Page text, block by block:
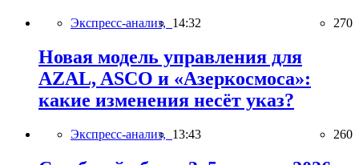
Экспресс-анализ, 14:32 270
Новая модель управления для
AZAL, ASCO и «Азеркосмоса»:
какие изменения несёт указ?
Экспресс-анализ, 13:43 260